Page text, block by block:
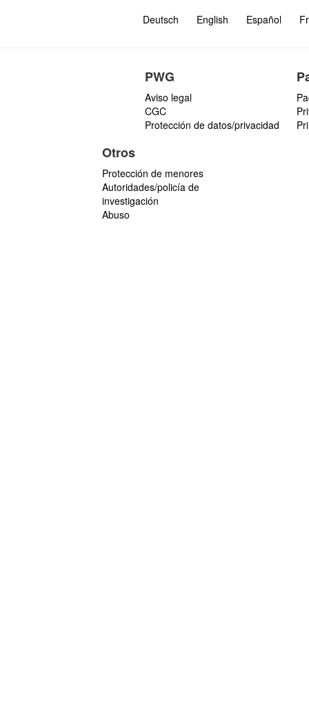
Deutsch English Español
PWG
Aviso legal
CGC
Protección de datos/privacidad
Otros
Protección de menores
Autoridades/policía de
investigación
Abuso